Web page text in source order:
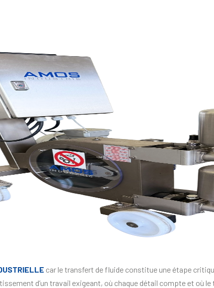
car le transfert de fluide constitue une étape
d’un travail exigeant, où chaque détail compte et où le